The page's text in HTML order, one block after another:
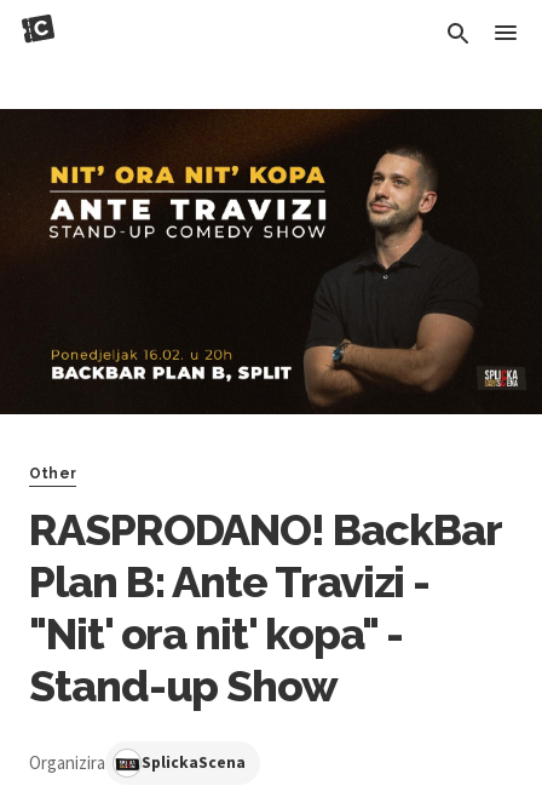
Other
RASPRODANO! BackBar
Plan B: Ante Travizi -
"Nit' ora nit' kopa" -
Stand-up Show
Organizira SplickaScena